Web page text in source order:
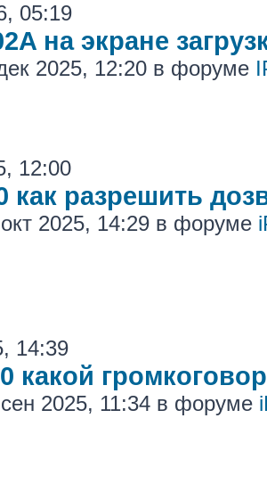
05:19
на экране
2025, 12:20 в форуме
12:00
как разрешить
2025, 14:29 в форуме
14:39
какой
2025, 11:34 в форуме